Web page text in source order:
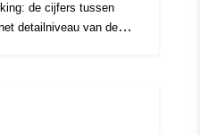
detailniveau van de
data
op Census 2011